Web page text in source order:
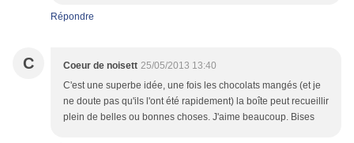
Répondre
C Coeur de noisett 25/05/2013 13:40
C'est une superbe idée, une fois les chocolats mangés (et je
ne doute pas qu'ils l'ont été rapidement) la boîte peut recueillir
plein de belles ou bonnes choses. J'aime beaucoup. Bises